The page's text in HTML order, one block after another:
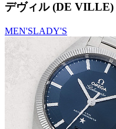
デヴィル (DE VILLE)
MEN'SLADY'S